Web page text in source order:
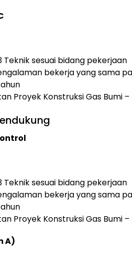
Teknik sesuai bidang pekerjaan
bekerja yang sama
Proyek Konstruksi Gas Bumi
Teknik sesuai bidang pekerjaan
bekerja yang sama
Proyek Konstruksi Gas Bumi
A)